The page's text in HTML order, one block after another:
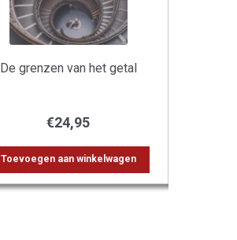
De grenzen van het getal
€24,95
Toevoegen aan winkelwagen